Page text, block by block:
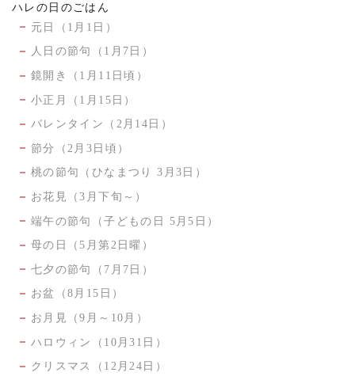
ハレの日のごはん
元日（1月1日）
人日の節句（1月7日）
鏡開き（1月11日頃）
小正月（1月15日）
バレンタイン（2月14日）
節分（2月3日頃）
桃の節句（ひなまつり 3月3日）
お花見（3月下旬～）
端午の節句（子どもの日 5月5日）
母の日（5月第2日曜）
七夕の節句（7月7日）
お盆（8月15日）
お月見（9月～10月）
ハロウィン（10月31日）
クリスマス（12月24日）